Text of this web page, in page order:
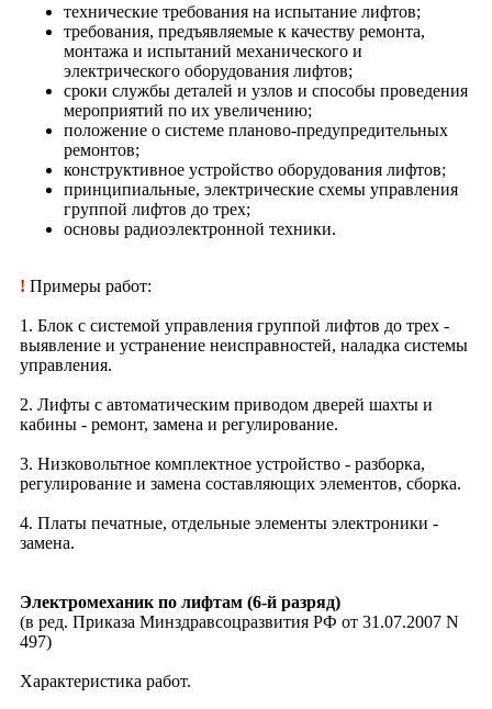
технические требования на испытание лифтов;
требования, предъявляемые к качеству ремонта,
монтажа и испытаний механического и
электрического оборудования лифтов;
сроки службы деталей и узлов и способы проведения
мероприятий по их увеличению;
положение о системе планово-предупредительных
ремонтов;
конструктивное устройство оборудования лифтов;
принципиальные, электрические схемы управления
группой лифтов до трех;
основы радиоэлектронной техники.
! Примеры работ:
1. Блок с системой управления группой лифтов до трех -
выявление и устранение неисправностей, наладка системы
управления.
2. Лифты с автоматическим приводом дверей шахты и
кабины - ремонт, замена и регулирование.
3. Низковольтное комплектное устройство - разборка,
регулирование и замена составляющих элементов, сборка.
4. Платы печатные, отдельные элементы электроники -
замена.
Электромеханик по лифтам (6-й разряд)
(в ред. Приказа Минздравсоцразвития РФ от 31.07.2007 N
497)
Характеристика работ.